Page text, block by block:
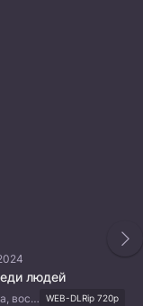
людей
романтика, восточные единоборства, фэнтези WEB-DLRip 720p